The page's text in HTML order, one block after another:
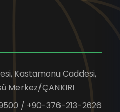
Kastamonu Caddesi,
Merkez/ÇANKIRI
/ +90-376-213-2626